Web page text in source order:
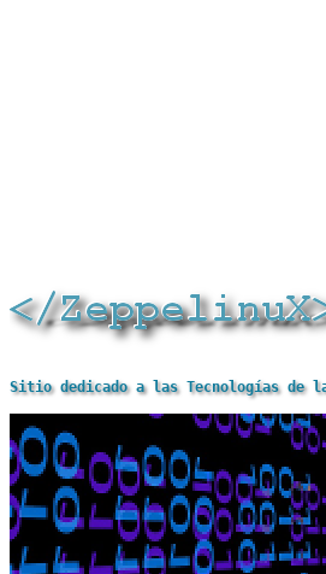
Sitio dedicado a las Tecnologías de